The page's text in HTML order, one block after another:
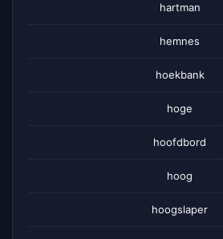
hartman
hemnes
hoekbank
hoge
hoofdbord
hoog
hoogslaper